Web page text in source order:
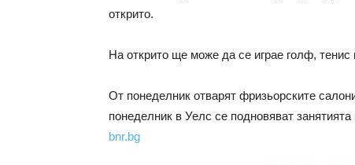
открито.
На открито ще може да се играе голф, тенис
От понеделник отварят фризьорските
понеделник в Уелс се подновяват
bnr.bg